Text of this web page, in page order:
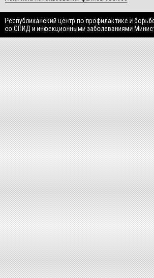
Республиканский центр по профилактике и
со СПИД и инфекционными заболеваниями